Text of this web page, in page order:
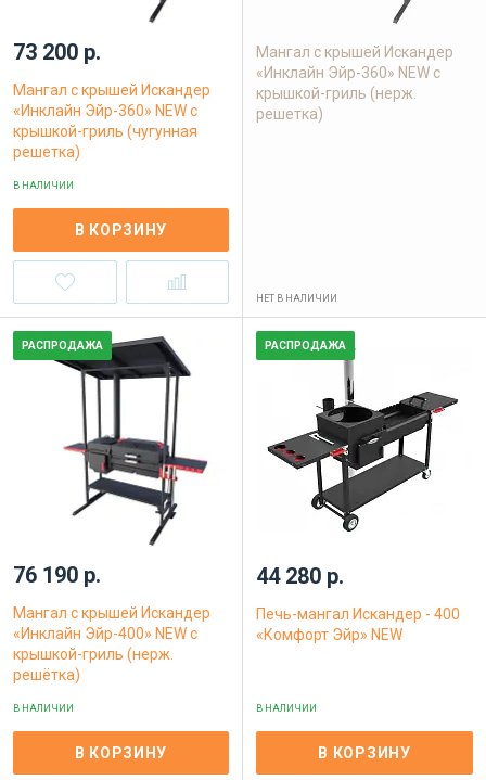
73 200 р.
Мангал с крышей Искандер
«Инклайн Эйр-360» NEW с
крышкой-гриль (чугунная
решетка)
В НАЛИЧИИ
В КОРЗИНУ
Мангал с крышей Искандер
«Инклайн Эйр-360» NEW с
крышкой-гриль (нерж.
решетка)
НЕТ В НАЛИЧИИ
76 190 р.
Мангал с крышей Искандер
«Инклайн Эйр-400» NEW с
крышкой-гриль (нерж.
решётка)
В НАЛИЧИИ
В КОРЗИНУ
РАСПРОДАЖА
44 280 р.
Печь-мангал Искандер - 400
«Комфорт Эйр» NEW
В НАЛИЧИИ
В КОРЗИНУ
РАСПРОДАЖА